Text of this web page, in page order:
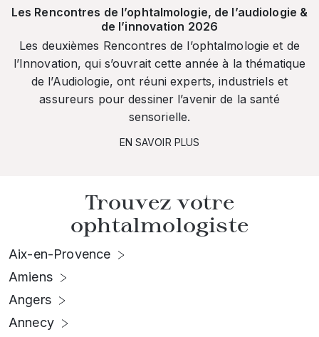
Les Rencontres de l’ophtalmologie, de l’audiologie &
de l’innovation 2026
Les deuxièmes Rencontres de l’ophtalmologie et de
l’Innovation, qui s’ouvrait cette année à la thématique
de l’Audiologie, ont réuni experts, industriels et
assureurs pour dessiner l’avenir de la santé
sensorielle.
EN SAVOIR PLUS
Trouvez votre
ophtalmologiste
Aix-en-Provence
Amiens
Angers
Annecy